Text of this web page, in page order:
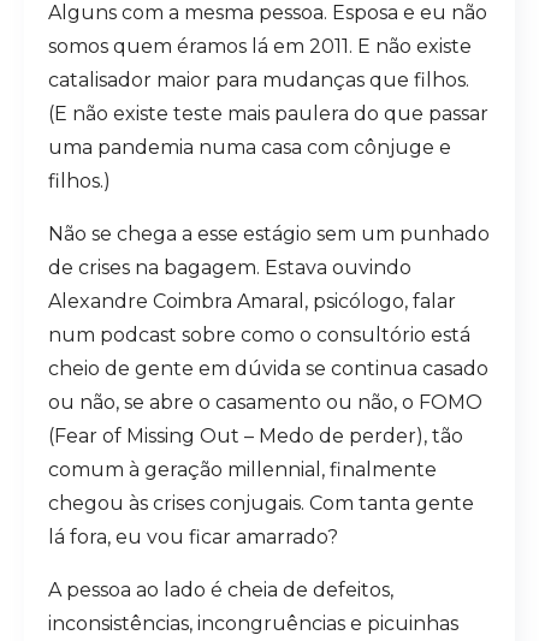
Alguns com a mesma pessoa. Esposa e eu não
somos quem éramos lá em 2011. E não existe
catalisador maior para mudanças que filhos.
(E não existe teste mais paulera do que passar
uma pandemia numa casa com cônjuge e
filhos.)
Não se chega a esse estágio sem um punhado
de crises na bagagem. Estava ouvindo
Alexandre Coimbra Amaral, psicólogo, falar
num podcast sobre como o consultório está
cheio de gente em dúvida se continua casado
ou não, se abre o casamento ou não, o FOMO
(Fear of Missing Out – Medo de perder), tão
comum à geração millennial, finalmente
chegou às crises conjugais. Com tanta gente
lá fora, eu vou ficar amarrado?
A pessoa ao lado é cheia de defeitos,
inconsistências, incongruências e picuinhas